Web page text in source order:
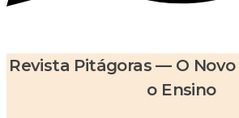
Revista Pitágoras — O
o Ensino